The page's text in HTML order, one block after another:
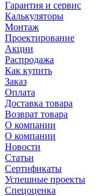
Гарантия и сервис
Калькуляторы
Монтаж
Проектирование
Акции
Распродажа
Как купить
Заказ
Оплата
Доставка товара
Возврат товара
О компании
О компании
Новости
Статьи
Сертификаты
Успешные проекты
Спецоценка